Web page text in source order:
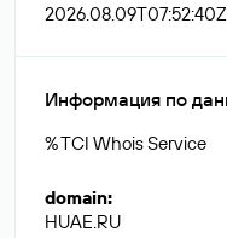
Информация по
% TCI Whois Service
domain:
HUAE.RU